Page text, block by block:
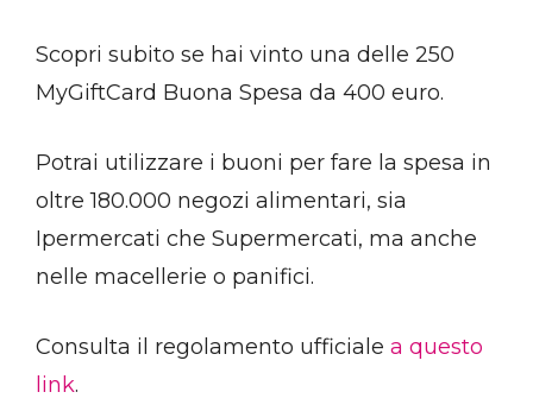
Scopri subito se hai vinto una delle 250
MyGiftCard Buona Spesa da 400 euro.
Potrai utilizzare i buoni per fare la spesa in
oltre 180.000 negozi alimentari, sia
Ipermercati che Supermercati, ma anche
nelle macellerie o panifici.
Consulta il regolamento ufficiale a questo
link.